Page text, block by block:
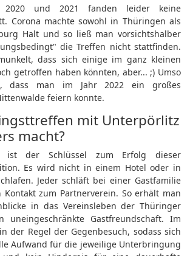
und 2021 fanden leider keine
Corona machte sowohl in Thüringen als
Halt und so ließ man vorsichtshalber
die Treffen nicht stattfinden.
dass sich einige im ganz kleinen
getroffen haben könnten, aber... ;) Umso
dass man im Jahr 2022 ein großes
feiern konnte.
mit Unterpörlitz
macht?
ist der Schlüssel zum Erfolg dieser
Es wird nicht in einem Hotel oder in
Jeder schläft bei einer Gastfamilie
zum Partnerverein. So erhält man
in das Vereinsleben der Thüringer
uneingeschränkte Gastfreundschaft. Im
der Regel der Gegenbesuch, sodass sich
Aufwand für die jeweilige Unterbringung